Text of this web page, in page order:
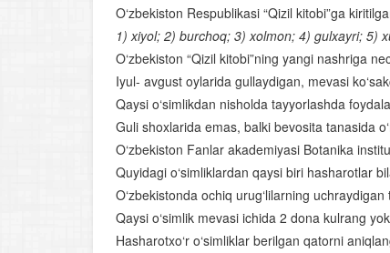
O‘zbekiston Respublikasi “Qizil kitobi”ga
1) xiyol; 2) burchoq; 3) xolmon; 4) gulxayri; 5)
O‘zbekiston “Qizil kitobi”ning yangi nashriga
Iyul- avgust oylarida gullaydigan, mevasi
Qaysi o‘simlikdan nisholda tayyorlashda
Guli shoxlarida emas, balki bevosita tanasida
O‘zbekiston Fanlar akademiyasi Botanika
Quyidagi o‘simliklardan qaysi biri hasharotlar
O‘zbekistonda ochiq urug‘lilarning
Qaysi o‘simlik mevasi ichida 2 dona kulrang
Hasharotxo‘r o‘simliklar berilgan qatorni